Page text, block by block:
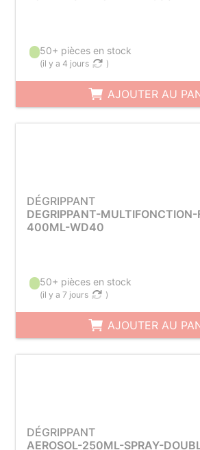
50+ pièces en stock
(il y a 4 jours )
AJOUTER AU
DÉGRIPPANT
DEGRIPPANT-
400ML-WD40
50+ pièces en stock
(il y a 7 jours )
AJOUTER AU
DÉGRIPPANT
AEROSOL-250ML-SPRAY-